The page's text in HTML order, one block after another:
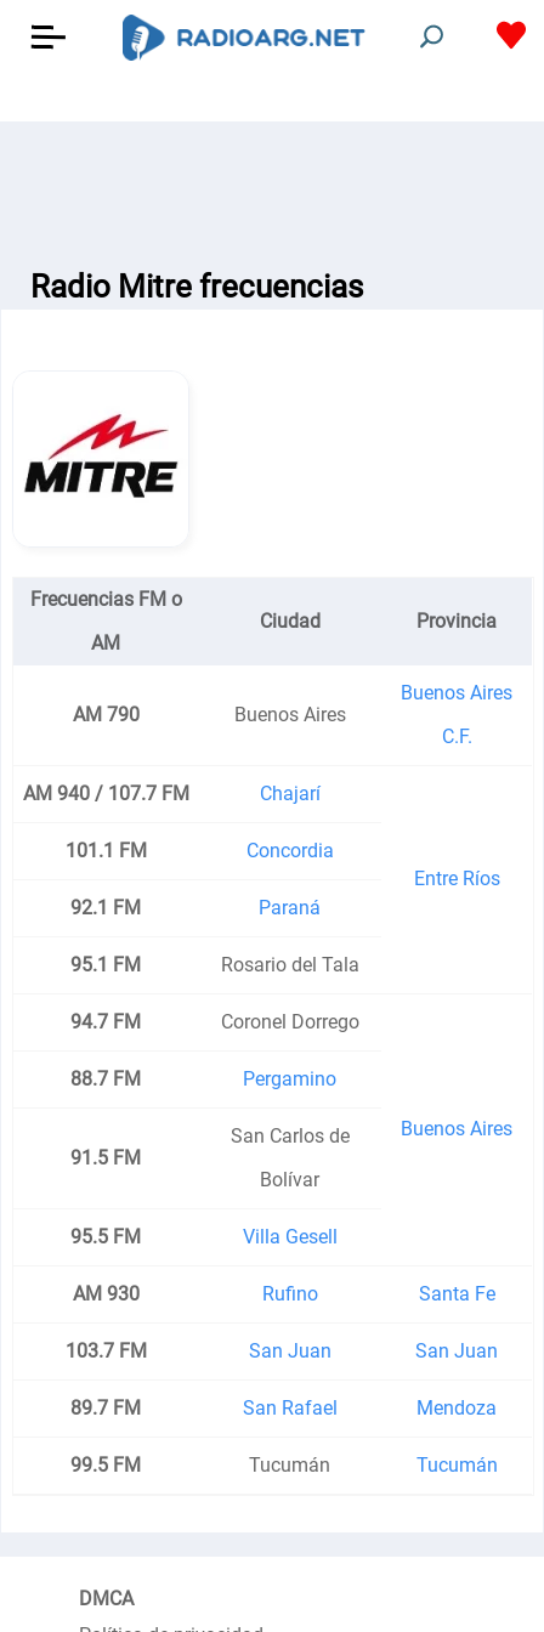
Radio Mitre frecuencias
Frecuencias FM o
AM
Ciudad Provincia
AM 790 Buenos Aires
Buenos Aires
C.F.
AM 940 / 107.7 FM Chajarí
Entre Ríos
101.1 FM Concordia
92.1 FM Paraná
95.1 FM Rosario del Tala
94.7 FM Coronel Dorrego
Buenos Aires
88.7 FM Pergamino
91.5 FM
San Carlos de
Bolívar
95.5 FM Villa Gesell
AM 930 Rufino Santa Fe
103.7 FM San Juan San Juan
89.7 FM San Rafael Mendoza
99.5 FM Tucumán Tucumán
DMCA